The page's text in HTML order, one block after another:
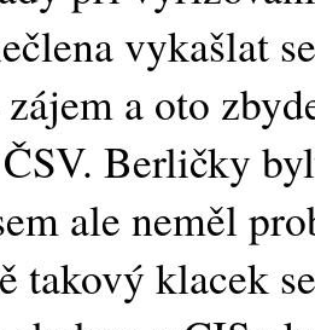
vykašlat
a oto
Berličky
ale neměl
takový klacek